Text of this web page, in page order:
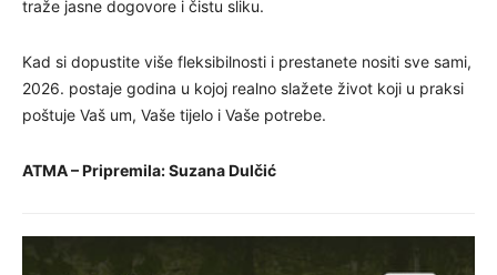
traže jasne dogovore i čistu sliku.
Kad si dopustite više fleksibilnosti i prestanete nositi sve sami,
2026. postaje godina u kojoj realno slažete život koji u praksi
poštuje Vaš um, Vaše tijelo i Vaše potrebe.
ATMA – Pripremila: Suzana Dulčić